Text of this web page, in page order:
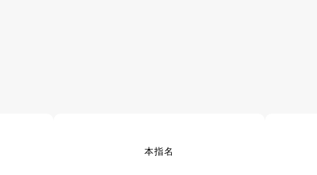
本指名